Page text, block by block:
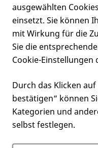
Verein
Service
Registrieren
AlleMitgliederder
haben Zugriff auf
unserer Webseite.
eine E-Mail-Adresse
ausgewählten
einsetzt. Sie können
mit Wirkung für die
Sie die
Cookie-Einstellungen
Durch das Klicken
bestätigen“ können
Kategorien und
selbst festlegen.